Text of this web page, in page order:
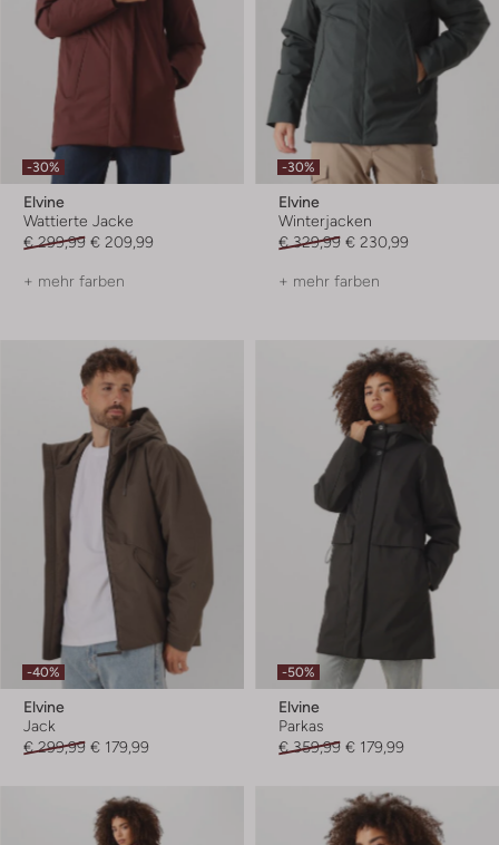
-30%
Elvine
Wattierte Jacke
€ 299,99 € 209,99
+ mehr farben
-30%
Elvine
Winterjacken
€ 329,99 € 230,99
+ mehr farben
-40%
Elvine
Jack
€ 299,99 € 179,99
-50%
Elvine
Parkas
€ 359,99 € 179,99